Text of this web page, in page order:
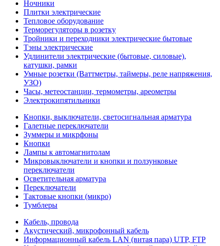
Ночники
Плитки электрические
Тепловое оборудование
Терморегуляторы в розетку
Тройники и переходники электрические бытовые
Тэны электрические
Удлинители электрические (бытовые, силовые),
катушки, рамки
Умные розетки (Ваттметры, таймеры, реле напряжения,
УЗО)
Часы, метеостанции, термометры, ареометры
Электрокипятильники
Кнопки, выключатели, светосигнальная арматура
Галетные переключатели
Зуммеры и микрфоны
Кнопки
Лампы к автомагнитолам
Микровыключатели и кнопки и ползунковые
переключатели
Осветительная арматура
Переключатели
Тактовые кнопки (микро)
Тумблеры
Кабель, провода
Акустический, микрофонный кабель
Информационный кабель LAN (витая пара) UTP, FTP